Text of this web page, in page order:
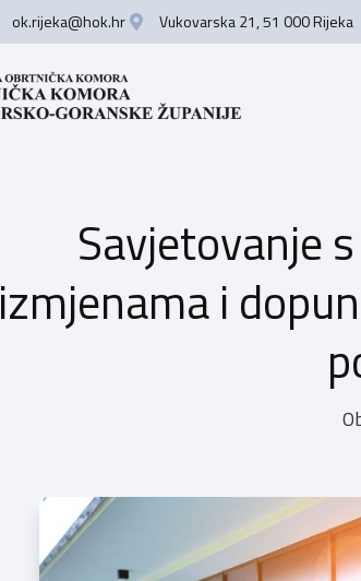
ok.rijeka@hok.hr Vukovarska 21, 51 000 Rijeka
Savjetovanje
izmjenama i